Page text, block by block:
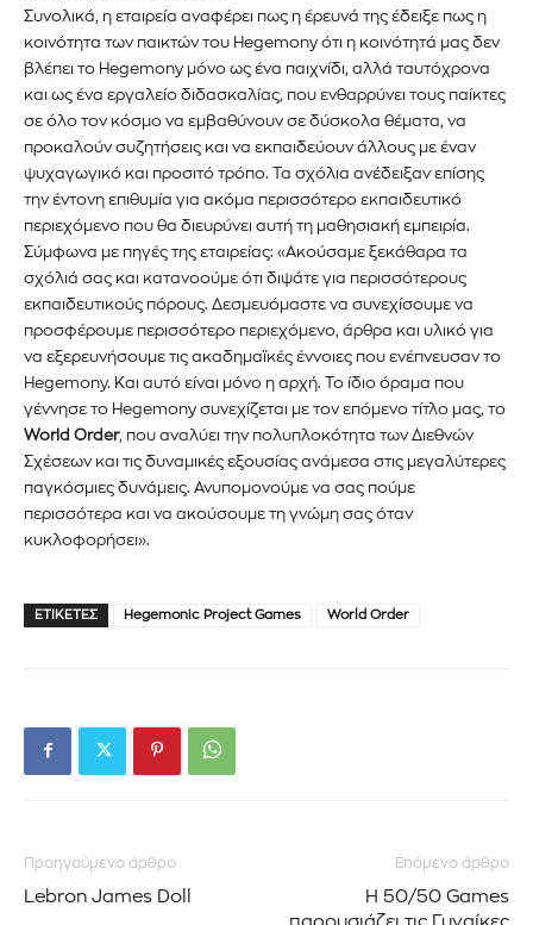
Εγγραφείτε στο Newsletter του
PetshopMarket.gr και
ενημερωθείτε πρώτοι για τα νέα
προϊόντα και τις εξελίξεις της
Για να εγγραφείτε, απλώς εισάγετε τη διεύθυνση email σας
Συνολικά, η εταιρεία αναφέρει πως η έρευνά της έδειξε πως η
κοινότητα των παικτών του Hegemony ότι η κοινότητά μας δεν
βλέπει το Hegemony μόνο ως ένα παιχνίδι, αλλά ταυτόχρονα
και ως ένα εργαλείο διδασκαλίας, που ενθαρρύνει τους παίκτες
σε όλο τον κόσμο να εμβαθύνουν σε δύσκολα θέματα, να
προκαλούν συζητήσεις και να εκπαιδεύουν άλλους με έναν
ψυχαγωγικό και προσιτό τρόπο. Τα σχόλια ανέδειξαν επίσης
την έντονη επιθυμία για ακόμα περισσότερο εκπαιδευτικό
περιεχόμενο που θα διευρύνει αυτή τη μαθησιακή εμπειρία.
Σύμφωνα με πηγές της εταιρείας: «Ακούσαμε ξεκάθαρα τα
σχόλιά σας και κατανοούμε ότι διψάτε για περισσότερους
εκπαιδευτικούς πόρους. Δεσμευόμαστε να συνεχίσουμε να
προσφέρουμε περισσότερο περιεχόμενο, άρθρα και υλικό για
να εξερευνήσουμε τις ακαδημαϊκές έννοιες που ενέπνευσαν το
Hegemony. Και αυτό είναι μόνο η αρχή. Το ίδιο όραμα που
γέννησε το Hegemony συνεχίζεται με τον επόμενο τίτλο μας, το
World Order, που αναλύει την πολυπλοκότητα των Διεθνών
Σχέσεων και τις δυναμικές εξουσίας ανάμεσα στις μεγαλύτερες
παγκόσμιες δυνάμεις. Ανυπομονούμε να σας πούμε
περισσότερα και να ακούσουμε τη γνώμη σας όταν
κυκλοφορήσει».
ΕΤΙΚΈΤΕΣ Hegemonic Project Games World Order
Προηγούμενο άρθρο
Lebron James Doll
Επόμενο άρθρο
Η 50/50 Games